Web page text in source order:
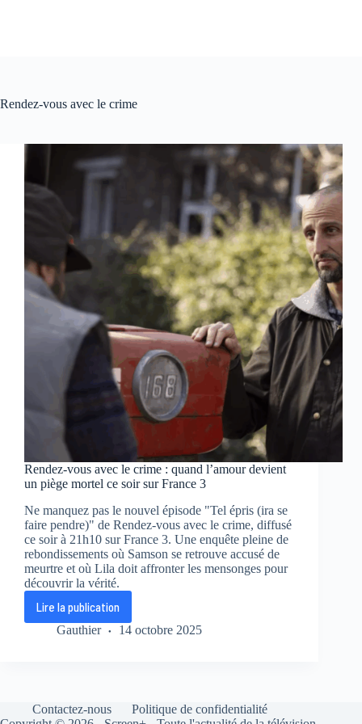
Rendez-vous avec le crime
Rendez-vous avec le crime : quand l’amour devient
un piège mortel ce soir sur France 3
Ne manquez pas le nouvel épisode "Tel épris (ira se
faire pendre)" de Rendez-vous avec le crime, diffusé
ce soir à 21h10 sur France 3. Une enquête pleine de
rebondissements où Samson se retrouve accusé de
meurtre et où Lila doit affronter les mensonges pour
découvrir la vérité.
Lire la publication
Rendez-
vous
l’amour
Gauthier 14 octobre 2025
Contactez-nous
Politique de confidentialité